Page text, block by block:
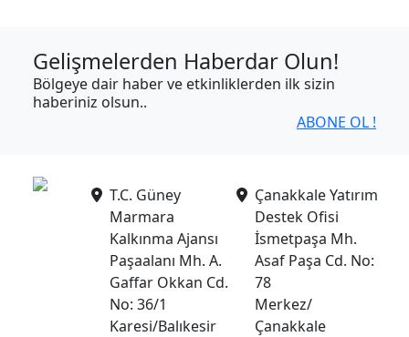
Gelişmelerden Haberdar Olun!
Bölgeye dair haber ve etkinliklerden ilk sizin
haberiniz olsun..
ABONE OL !
T.C. Güney
Marmara
Kalkınma Ajansı
Paşaalanı Mh. A.
Gaffar Okkan Cd.
No: 36/1
Karesi/Balıkesir
Çanakkale Yatırım
Destek Ofisi
İsmetpaşa Mh.
Asaf Paşa Cd. No:
78
Merkez/
Çanakkale